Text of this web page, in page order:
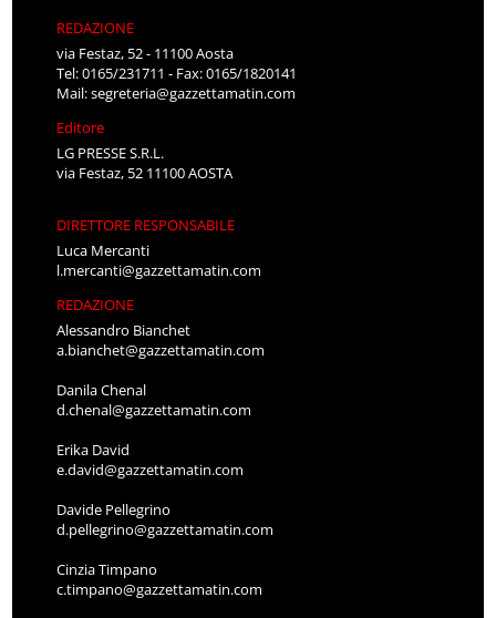
REDAZIONE
via Festaz, 52 - 11100 Aosta
Tel: 0165/231711 - Fax: 0165/1820141
Mail:segreteria@gazzettamatin.com
Editore
LG PRESSE S.R.L.
via Festaz, 52 11100 AOSTA
DIRETTORE RESPONSABILE
Luca Mercanti
l.mercanti@gazzettamatin.com
REDAZIONE
Alessandro Bianchet
a.bianchet@gazzettamatin.com
Danila Chenal
d.chenal@gazzettamatin.com
Erika David
e.david@gazzettamatin.com
Davide Pellegrino
d.pellegrino@gazzettamatin.com
Cinzia Timpano
c.timpano@gazzettamatin.com